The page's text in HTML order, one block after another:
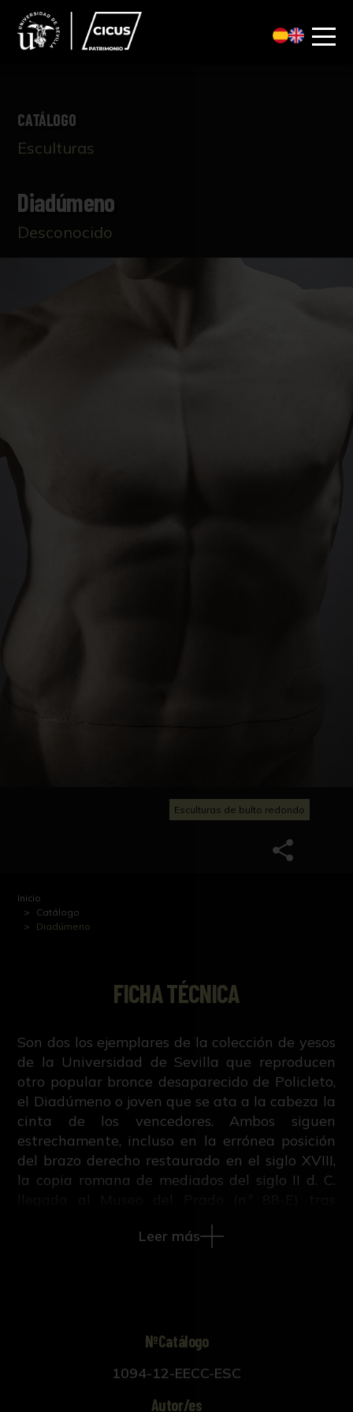
CATÁLOGO
Esculturas
Diadúmeno
Desconocido
Esculturas de bulto redondo
Inicio
Catálogo
Diadúmeno
FICHA TÉCNICA
Son dos los ejemplares de la colección de yesos
de la Universidad de Sevilla que reproducen
otro popular bronce desaparecido de Policleto,
el Diadúmeno o joven que se ata a la cabeza la
cinta de los vencedores. Ambos siguen
estrechamente, incluso en la errónea posición
del brazo derecho restaurado en el siglo XVIII,
la copia romana de mediados del siglo II d. C.
Livio Odescalchi y el Palacio Real de San
al original. Este sería una obra tardía (hacia
420 a. C.) del escultor de Argos, por lo que
representa un progreso respecto al Doríforo —
que para Boardman solo era «algo anterior»,
Leer más
NºCatálogo
1094-12-EECC-ESC
Autor/es